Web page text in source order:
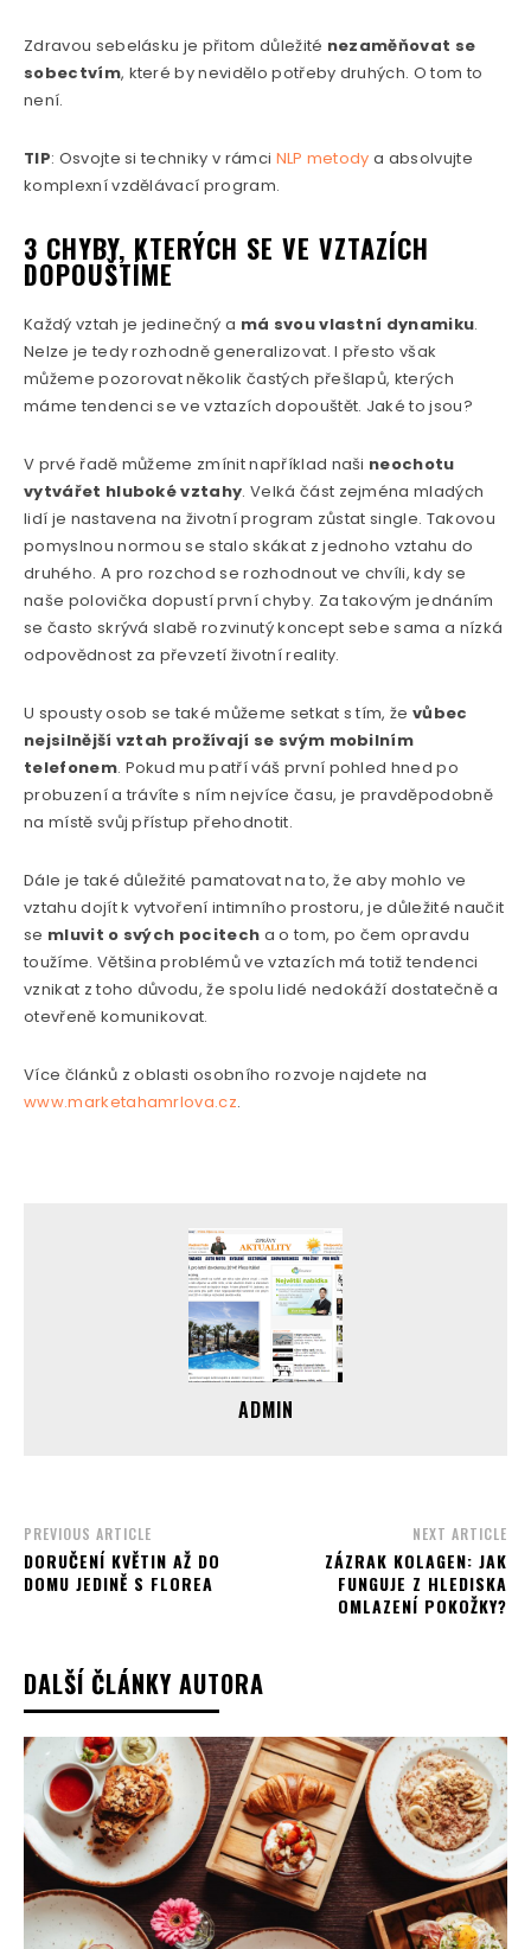
Zdravou sebelásku je přitom důležité nezaměňovat se
sobectvím, které by nevidělo potřeby druhých. O tom to
není.
TIP: Osvojte si techniky v rámci NLP metody a absolvujte
komplexní vzdělávací program.
3 CHYBY, KTERÝCH SE VE VZTAZÍCH
DOPOUŠTÍME
Každý vztah je jedinečný a má svou vlastní dynamiku.
Nelze je tedy rozhodně generalizovat. I přesto však
můžeme pozorovat několik častých přešlapů, kterých
máme tendenci se ve vztazích dopouštět. Jaké to jsou?
V prvé řadě můžeme zmínit například naši neochotu
vytvářet hluboké vztahy. Velká část zejména mladých
lidí je nastavena na životní program zůstat single. Takovou
pomyslnou normou se stalo skákat z jednoho vztahu do
druhého. A pro rozchod se rozhodnout ve chvíli, kdy se
naše polovička dopustí první chyby. Za takovým jednáním
se často skrývá slabě rozvinutý koncept sebe sama a nízká
odpovědnost za převzetí životní reality.
U spousty osob se také můžeme setkat s tím, ževůbec
nejsilnější vztah prožívají se svým mobilním
telefonem. Pokud mu patří váš první pohled hned po
probuzení a trávíte s ním nejvíce času, je pravděpodobně
na místě svůj přístup přehodnotit.
Dále je také důležité pamatovat na to, že aby mohlo ve
vztahu dojít k vytvoření intimního prostoru, je důležité naučit
se mluvit o svých pocitech a o tom, po čem opravdu
toužíme. Většina problémů ve vztazích má totiž tendenci
vznikat z toho důvodu, že spolu lidé nedokáží dostatečně a
otevřeně komunikovat.
Více článků z oblasti osobního rozvoje najdete na
www.marketahamrlova.cz.
ADMIN
PREVIOUS ARTICLE
DORUČENÍ KVĚTIN AŽ DO
DOMU JEDINĚ S FLOREA
NEXT ARTICLE
ZÁZRAK KOLAGEN: JAK
FUNGUJE Z HLEDISKA
OMLAZENÍ POKOŽKY?
DALŠÍ ČLÁNKY AUTORA